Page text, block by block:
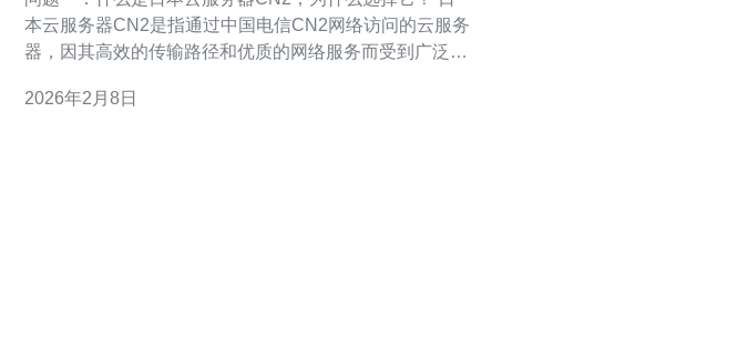
本云服务器CN2是指通过中国电信CN2网络访问的云服务
器，因其高效的传输路径和优质的网络服务而受到广泛欢
定的连接，适合需要高频率数据传输、在线游戏、视频直
2026年2月8日